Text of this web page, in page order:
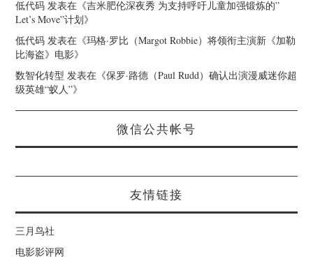
低代码 发表在《吉米肥伦深夜秀 为支持呼吁儿童加强锻炼的”
Let’s Move”计划》
低代码 发表在《玛格·罗比（Margot Robbie）将领衔主演新《加勒
比海盗》电影》
数智化转型 发表在《保罗·路德（Paul Rudd）确认出演漫威迷你超
级英雄“蚁人”》
微信公共帐号
友情链接
三月鸟社
电影影评网